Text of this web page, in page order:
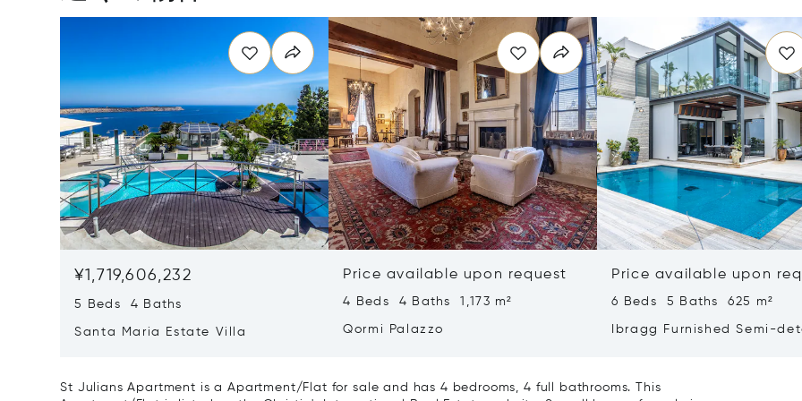
¥1,719,606,232
5 Beds 4 Baths
Santa Maria Estate Villa
Price available upon request
4 Beds 4 Baths 1,173 m²
Qormi Palazzo
Price available upon
6 Beds 5 Baths 625 m²
Ibragg Furnished Semi-
St Julians Apartment is a Apartment/Flat for sale and has 4 bedrooms, 4 full bathrooms. This